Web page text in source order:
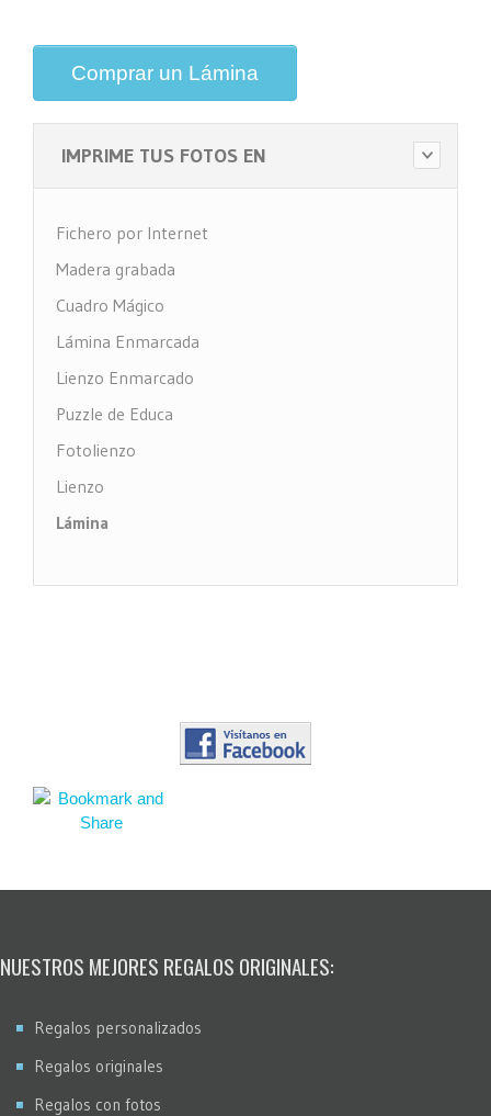
Comprar un Lámina
IMPRIME TUS FOTOS EN
Fichero por Internet
Madera grabada
Cuadro Mágico
Lámina Enmarcada
Lienzo Enmarcado
Puzzle de Educa
Fotolienzo
Lienzo
Lámina
NUESTROS MEJORES REGALOS ORIGINALES:
Regalos personalizados
Regalos originales
Regalos con fotos